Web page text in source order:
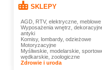
SKLEPY
AGD, RTV, elektryczne, meblowe
Wyposażenia wnętrz,
antyki
Komisy, lombardy, odzieżowe
Motoryzacyjne
Myśliwskie, modelarskie,
wędkarskie, zoologiczne
Zdrowie i uroda